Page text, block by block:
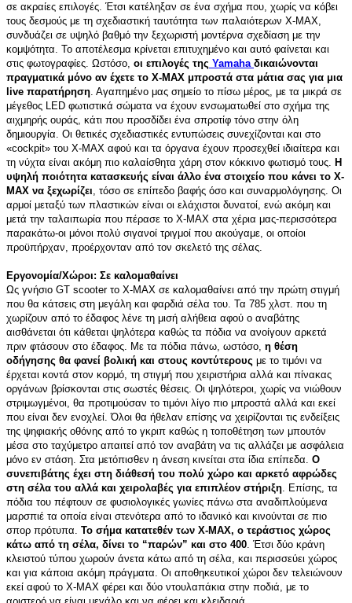
σε ακραίες επιλογές. Έτσι κατέληξαν σε ένα σχήμα που, χωρίς να κόβει
τους δεσμούς με τη σχεδιαστική ταυτότητα των παλαιότερων X-MAX,
συνδυάζει σε υψηλό βαθμό την ξεχωριστή μοντέρνα σχεδίαση με την
κομψότητα. Το αποτέλεσμα κρίνεται επιτυχημένο και αυτό φαίνεται και
στις φωτογραφίες. Ωστόσο, οι επιλογές της Yamaha δικαιώνονται
πραγματικά μόνο αν έχετε το X-MAX μπροστά στα μάτια σας για μια
live παρατήρηση. Αγαπημένο μας σημείο το πίσω μέρος, με τα μικρά σε
μέγεθος LED φωτιστικά σώματα να έχουν ενσωματωθεί στο σχήμα της
αιχμηρής ουράς, κάτι που προσδίδει ένα σπροτίφ τόνο στην όλη
δημιουργία. Οι θετικές σχεδιαστικές εντυπώσεις συνεχίζονται και στο
«cockpit» του X-MAX αφού και τα όργανα έχουν προσεχθεί ιδιαίτερα και
τη νύχτα είναι ακόμη πιο καλαίσθητα χάρη στον κόκκινο φωτισμό τους. Η
υψηλή ποιότητα κατασκευής είναι άλλο ένα στοιχείο που κάνει το X-
MAX να ξεχωρίζει, τόσο σε επίπεδο βαφής όσο και συναρμολόγησης. Οι
αρμοί μεταξύ των πλαστικών είναι οι ελάχιστοι δυνατοί, ενώ ακόμη και
μετά την ταλαιπωρία που πέρασε το X-MAX στα χέρια μας-περισσότερα
παρακάτω-οι μόνοι πολύ σιγανοί τριγμοί που ακούγαμε, οι οποίοι
προϋπήρχαν, προέρχονταν από τον σκελετό της σέλας.
Εργονομία/Χώροι: Σε καλομαθαίνει
Ως γνήσιο GT scooter το X-MAX σε καλομαθαίνει από την πρώτη στιγμή
που θα κάτσεις στη μεγάλη και φαρδιά σέλα του. Τα 785 χλστ. που τη
χωρίζουν από το έδαφος λένε τη μισή αλήθεια αφού ο αναβάτης
αισθάνεται ότι κάθεται ψηλότερα καθώς τα πόδια να ανοίγουν αρκετά
πριν φτάσουν στο έδαφος. Με τα πόδια πάνω, ωστόσο, η θέση
οδήγησης θα φανεί βολική και στους κοντύτερους με το τιμόνι να
έρχεται κοντά στον κορμό, τη στιγμή που χειριστήρια αλλά και πίνακας
οργάνων βρίσκονται στις σωστές θέσεις. Οι ψηλότεροι, χωρίς να νιώθουν
στριμωγμένοι, θα προτιμούσαν το τιμόνι λίγο πιο μπροστά αλλά και εκεί
που είναι δεν ενοχλεί. Όλοι θα ήθελαν επίσης να χειρίζονται τις ενδείξεις
της ψηφιακής οθόνης από το γκριπ καθώς η τοποθέτηση των μπουτόν
μέσα στο ταχύμετρο απαιτεί από τον αναβάτη να τις αλλάζει με ασφάλεια
μόνο εν στάση. Στα μετόπισθεν η άνεση κινείται στα ίδια επίπεδα. Ο
συνεπιβάτης έχει στη διάθεσή του πολύ χώρο και αρκετό αφρώδες
στη σέλα του αλλά και χειρολαβές για επιπλέον στήριξη. Επίσης, τα
πόδια του πέφτουν σε φυσιολογικές γωνίες πάνω στα αναδιπλούμενα
μαρσπιέ τα οποία είναι στενότερα από το ιδανικό και κινούνται σε πιο
σπορ πρότυπα. Το σήμα κατατεθέν των Χ-ΜΑΧ, ο τεράστιος χώρος
κάτω από τη σέλα, δίνει το “παρών” και στο 400. Έτσι δύο κράνη
κλειστού τύπου χωρούν άνετα κάτω από τη σέλα, και περισσεύει χώρος
και για κάποια ακόμη πράγματα. Οι αποθηκευτικοί χώροι δεν τελειώνουν
εκεί αφού το X-MAX φέρει και δύο ντουλαπάκια στην ποδιά, με το